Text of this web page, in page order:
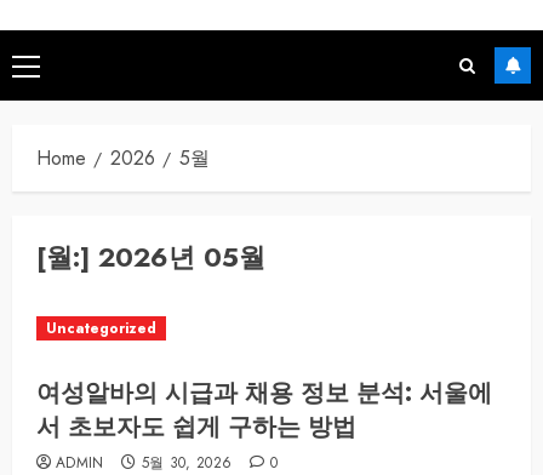
Primary
Menu
Home 2026 5월
[월:] 2026년 05월
Uncategorized
여성알바의 시급과 채용 정보 분석: 서울에
서 초보자도 쉽게 구하는 방법
ADMIN 5월 30, 2026 0